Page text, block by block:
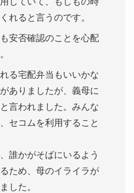
れると言うのです。
安否確認のことを心配
る宅配弁当もいいかな
ありましたが、義母に
言われました。みんな
セコムを利用すること
誰かがそばにいるよう
ため、母のイライラが
した。